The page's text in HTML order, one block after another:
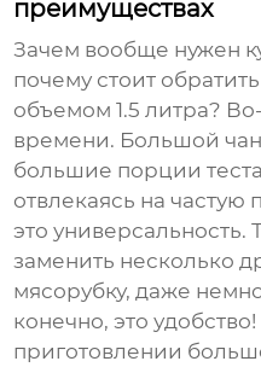
преимуществах
Зачем вообще нужен
почему стоит
объемом 1.5 литра?
времени. Большой
большие порции
отвлекаясь на частую
это
заменить несколько
мясорубку, даже
конечно, это
приготовлении